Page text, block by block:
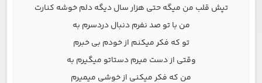
تپش قلب من میگه حتی هزار سال دیگه دلم خوشه کنارت
من با تو صد نفرم دنبال دردسرم به
تو که فکر میکنم از خودم بی خبرم
وقتی از دست میرم دستاتو میگیرم به
من که فکر میکنی از خوشی میمیرم